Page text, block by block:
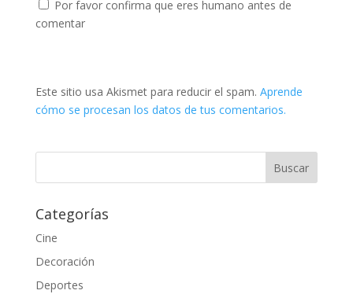
Por favor confirma que eres humano antes de
comentar
Este sitio usa Akismet para reducir el spam. Aprende
cómo se procesan los datos de tus comentarios.
Categorías
Cine
Decoración
Deportes